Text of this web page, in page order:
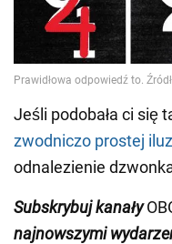
Jeśli podobała ci się
zwodniczo prostej
odnalezienie
Subskrybuj kanały
najnowszymi